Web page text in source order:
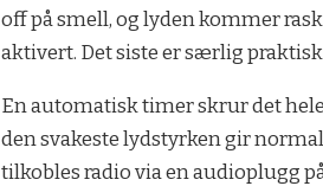
off på smell, og lyden kommer
aktivert. Det siste er særlig
En automatisk timer skrur det
den svakeste lydstyrken gir
tilkobles radio via en audioplugg